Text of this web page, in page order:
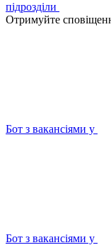
підрозділи
Отримуйте
Бот з вакансіями у
Бот з вакансіями у